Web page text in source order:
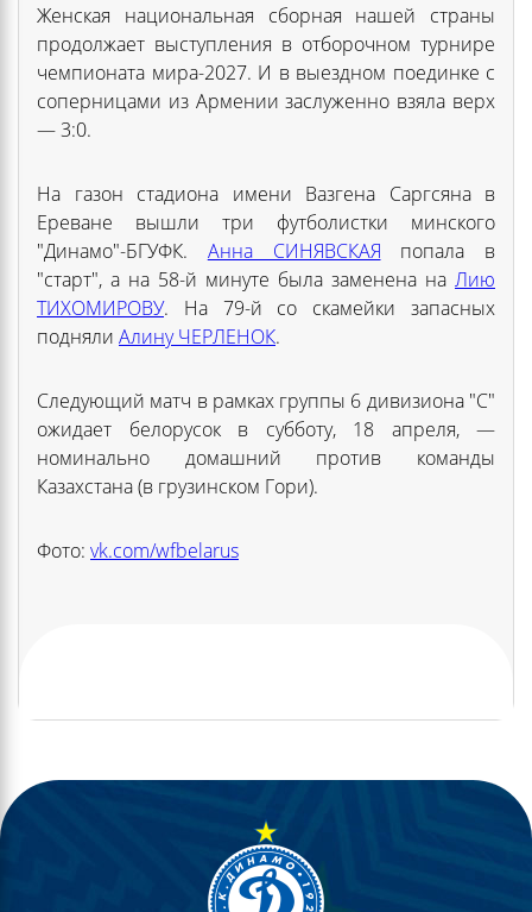
Женская национальная сборная нашей страны
продолжает выступления в отборочном турнире
чемпионата мира-2027. И в выездном поединке с
соперницами из Армении заслуженно взяла верх
— 3:0.
На газон стадиона имени Вазгена Саргсяна в
Ереване вышли три футболистки минского
"Динамо"-БГУФК. Анна СИНЯВСКАЯ попала в
"старт", а на 58-й минуте была заменена на Лию
ТИХОМИРОВУ. На 79-й со скамейки запасных
подняли Алину ЧЕРЛЕНОК.
Следующий матч в рамках группы 6 дивизиона "С"
ожидает белорусок в субботу, 18 апреля, —
номинально домашний против команды
Казахстана (в грузинском Гори).
Фото: vk.com/wfbelarus